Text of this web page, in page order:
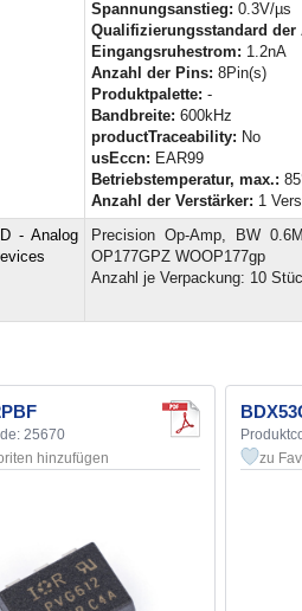
Spannungsanstieg: 0.3V/µs
Qualifizierungsstandard
Eingangsruhestrom: 1.2nA
Anzahl der Pins: 8Pin(s)
Produktpalette: -
Bandbreite: 600kHz
productTraceability: No
usEccn: EAR99
Betriebstemperatur, max.:
Anzahl der Verstärker: 1
- Analog
Precision Op-Amp, BW
OP177GPZ WOOP177gp
Anzahl je Verpackung: 10
25670
hinzufügen
zu